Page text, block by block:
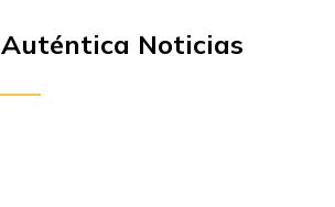
Auténtica Noticias